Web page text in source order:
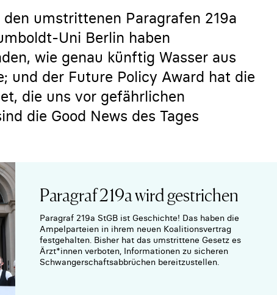
umstrittenen Paragrafen 219a
Uni Berlin haben
wie genau künftig Wasser aus
und der Future Policy Award hat die
die uns vor gefährlichen
die Good News des Tages
Paragraf 219a wird gestrichen
Paragraf 219a StGB ist Geschichte! Das haben die
Ampelparteien in ihrem neuen Koalitionsvertrag
festgehalten. Bisher hat das umstrittene Gesetz es
Ärzt*innen verboten, Informationen zu sicheren
Schwangerschaftsabbrüchen bereitzustellen.